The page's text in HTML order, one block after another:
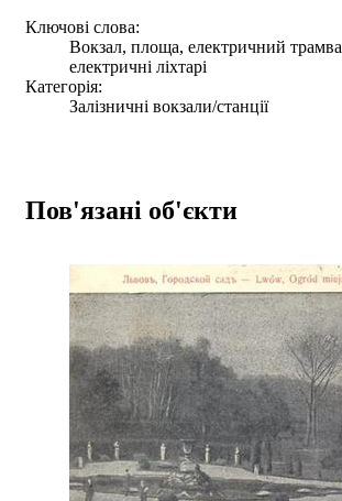
Ключові слова:
Вокзал, площа, електричний
електричні ліхтарі
Категорія:
Залізничні вокзали/станції
Пов'язані об'єкти